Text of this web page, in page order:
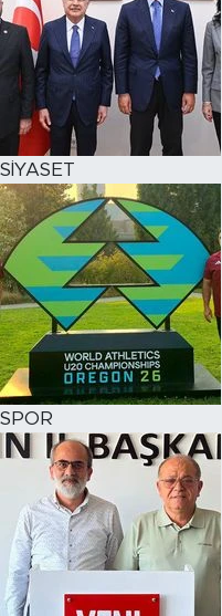
SİYASET
SPOR